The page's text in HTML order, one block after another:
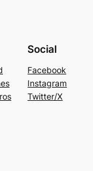
Social
Facebook
Instagram
Twitter/X